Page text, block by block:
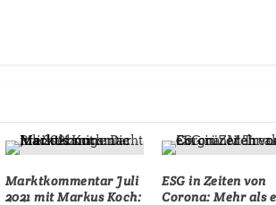
Marktkommentar Juli
2021 mit Markus Koch:
ESG in Zeiten von
Corona: Mehr als